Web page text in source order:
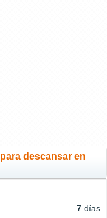
descansar en
7 días